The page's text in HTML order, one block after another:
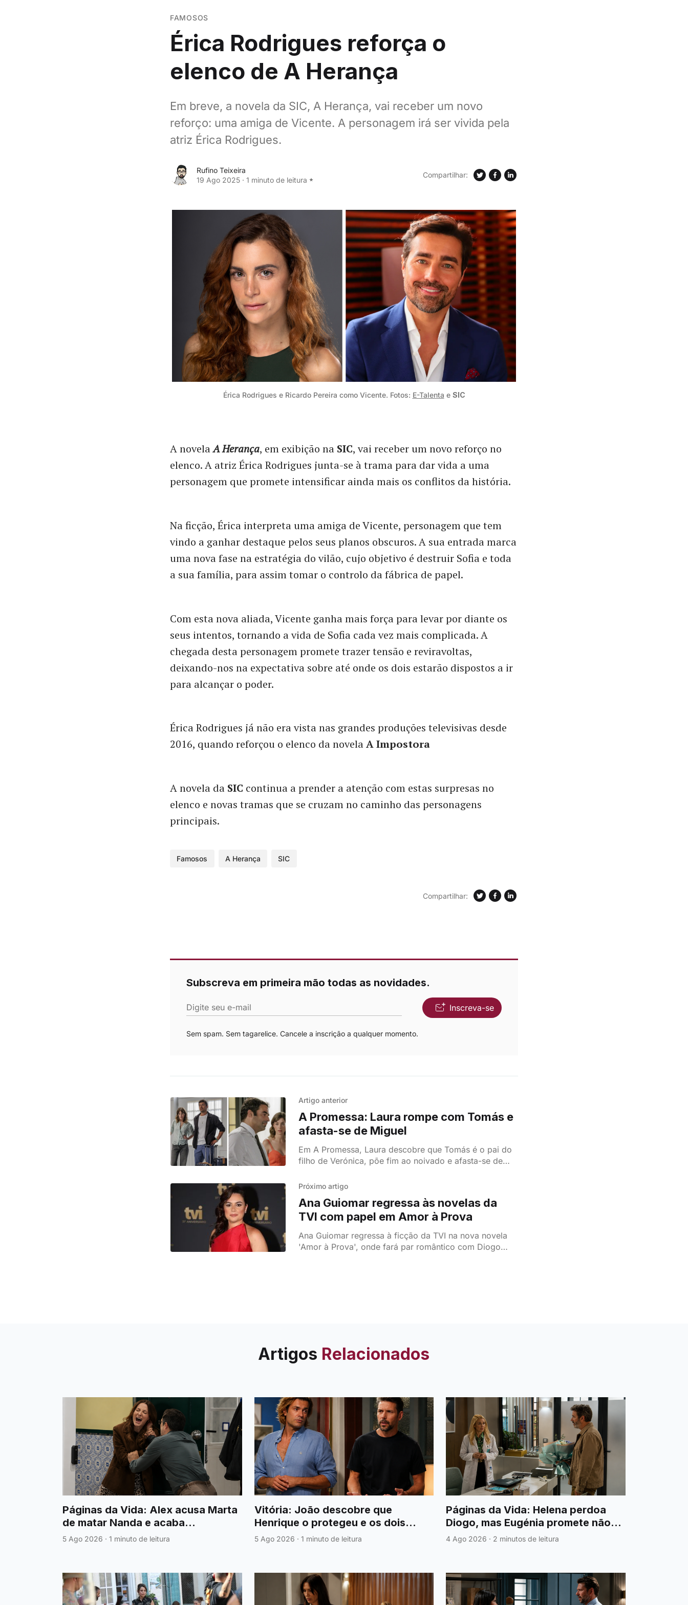
FAMOSOS
Érica Rodrigues reforça o
elenco de A Herança
Em breve, a novela da SIC, A Herança, vai receber um novo
reforço: uma amiga de Vicente. A personagem irá ser vivida pela
atriz Érica Rodrigues.
Rufino Teixeira
19 Ago 2025 · 1 minuto de leitura
Compartilhar:
Érica Rodrigues e Ricardo Pereira como Vicente. Fotos: E-Talenta e SIC
A novelaA Herança, em exibição na SIC, vai receber um novo reforço no
elenco. A atriz Érica Rodrigues junta-se à trama para dar vida a uma
personagem que promete intensificar ainda mais os conflitos da história.
Na ficção, Érica interpreta uma amiga de Vicente, personagem que tem
vindo a ganhar destaque pelos seus planos obscuros. A sua entrada marca
uma nova fase na estratégia do vilão, cujo objetivo é destruir Sofia e toda
a sua família, para assim tomar o controlo da fábrica de papel.
Com esta nova aliada, Vicente ganha mais força para levar por diante os
seus intentos, tornando a vida de Sofia cada vez mais complicada. A
chegada desta personagem promete trazer tensão e reviravoltas,
deixando-nos na expectativa sobre até onde os dois estarão dispostos a ir
para alcançar o poder.
Érica Rodrigues já não era vista nas grandes produções televisivas desde
2016, quando reforçou o elenco da novelaA Impostora
A novela da SIC continua a prender a atenção com estas surpresas no
elenco e novas tramas que se cruzam no caminho das personagens
principais.
Famosos A Herança SIC
Compartilhar:
Subscreva em primeira mão todas as novidades.
Digite seu e-mail Inscreva-se
Sem spam. Sem tagarelice. Cancele a inscrição a qualquer momento.
Artigo anterior
A Promessa: Laura rompe com Tomás e
afasta-se de Miguel
Em A Promessa, Laura descobre que Tomás é o pai do
filho de Verónica, põe fim ao noivado e afasta-se de
família Fontes Morais.
Próximo artigo
Ana Guiomar regressa às novelas da
TVI com papel em Amor à Prova
Ana Guiomar regressa à ficção da TVI na nova novela
'Amor à Prova', onde fará par romântico com Diogo
Artigos Relacionados
Páginas da Vida: Alex acusa Marta
de matar Nanda e acaba
violentamente agredido
5 Ago 2026 · 1 minuto de leitura
Vitória: João descobre que
Henrique o protegeu e os dois
fazem finalmente as pazes
5 Ago 2026 · 1 minuto de leitura
Páginas da Vida: Helena perdoa
Diogo, mas Eugénia promete não
desistir dele
4 Ago 2026 · 2 minutos de leitura